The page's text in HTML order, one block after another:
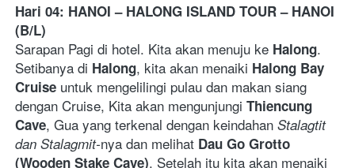
Hari 04: HANOI – HALONG ISLAND TOUR – HANOI
(B/L)
Sarapan Pagi di hotel. Kita akan menuju ke Halong.
Setibanya di Halong, kita akan menaiki Halong Bay
Cruise untuk mengelilingi pulau dan makan siang
dengan Cruise, Kita akan mengunjungi Thiencung
Cave, Gua yang terkenal dengan keindahan Stalagtit
dan Stalagmit-nya dan melihat Dau Go Grotto
(Wooden Stake Cave). Setelah itu kita akan menaiki